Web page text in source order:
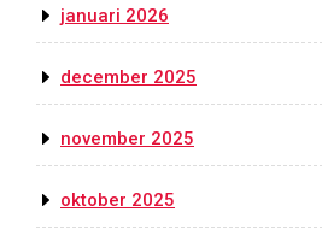
januari 2026
december 2025
november 2025
oktober 2025